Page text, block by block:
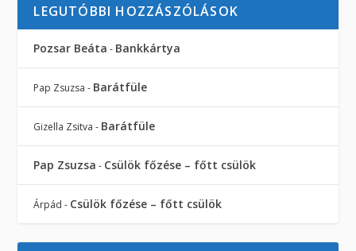
LEGUTÓBBI HOZZÁSZÓLÁSOK
Pozsar Beáta - Bankkártya
Pap Zsuzsa - Barátfüle
Gizella Zsitva - Barátfüle
Pap Zsuzsa - Csülök főzése – főtt csülök
Árpád - Csülök főzése – főtt csülök